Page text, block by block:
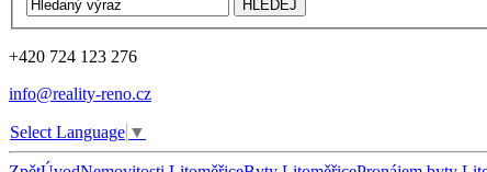
+420 724 123 276
info@reality-reno.cz
Select Language ▼